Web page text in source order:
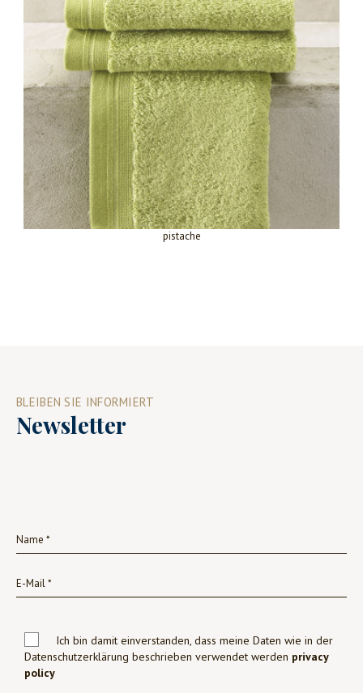
pistache
BLEIBEN SIE INFORMIERT
Newsletter
Ich bin damit einverstanden, dass meine Daten wie in der
Datenschutzerklärung beschrieben verwendet werden privacy
policy